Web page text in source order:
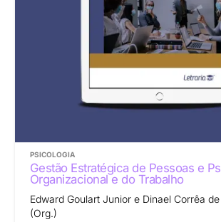
PSICOLOGIA
Gestão Estratégica de Pessoas e
Organizacional e do Trabalho
Edward Goulart Junior e Dinael Corrêa
(Org.)